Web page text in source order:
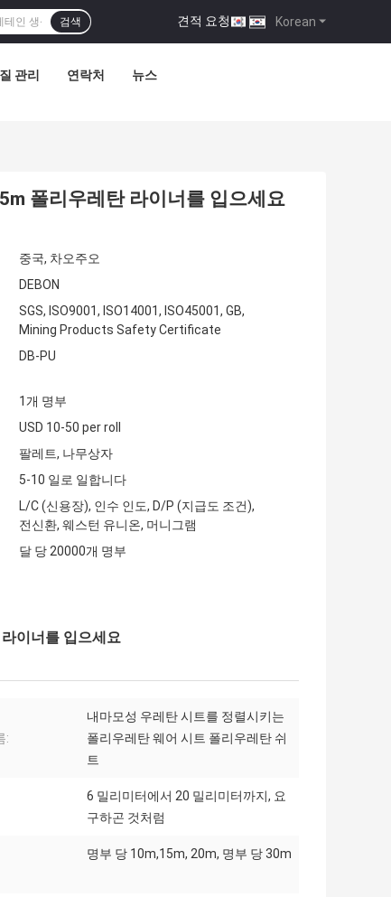
Korean
견적 요청 |
검색
관리 연락처 뉴스
폴리우레탄 라이너를 입으세요
중국, 차오주오
DEBON
SGS, ISO9001, ISO14001, ISO45001, GB,
Mining Products Safety Certificate
DB-PU
1개 명부
USD 10-50 per roll
팔레트, 나무상자
5-10 일로 일합니다
L/C (신용장), 인수 인도, D/P (지급도 조건),
전신환, 웨스턴 유니온, 머니그램
달 당 20000개 명부
이너를 입으세요
:
내마모성 우레탄 시트를 정렬시키는
폴리우레탄 웨어 시트 폴리우레탄 쉬
트
6 밀리미터에서 20 밀리미터까지, 요
구하곤 것처럼
명부 당 10m,15m, 20m, 명부 당 30m